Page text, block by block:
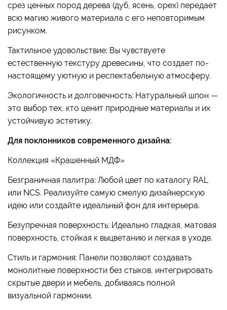
срез ценных пород дерева (дуб, ясень, орех) передает
всю магию живого материала с его неповторимым
рисунком.
Тактильное удовольствие: Вы чувствуете
естественную текстуру древесины, что создает по-
настоящему уютную и респектабельную атмосферу.
Экологичность и долговечность: Натуральный шпон —
это выбор тех, кто ценит природные материалы и их
устойчивую эстетику.
Для поклонников современного дизайна:
Коллекция «Крашенный МДФ»
Безграничная палитра: Любой цвет по каталогу RAL
или NCS. Реализуйте самую смелую дизайнерскую
идею или создайте идеальный фон для интерьера.
Безупречная поверхность: Идеально гладкая, матовая
поверхность, стойкая к выцветанию и легкая в уходе.
Стиль и гармония: Панели позволяют создавать
монолитные поверхности без стыков, интегрировать
скрытые двери и мебель, добиваясь полной
визуальной гармонии.